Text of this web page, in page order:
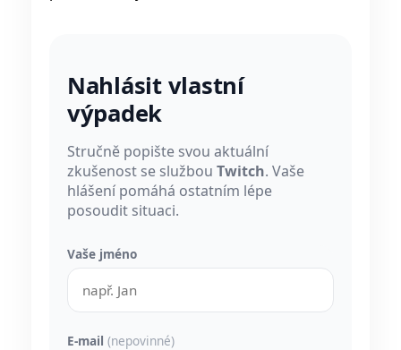
Nahlásit vlastní
výpadek
Stručně popište svou aktuální
zkušenost se službou Twitch. Vaše
hlášení pomáhá ostatním lépe
posoudit situaci.
Vaše jméno
E-mail (nepovinné)